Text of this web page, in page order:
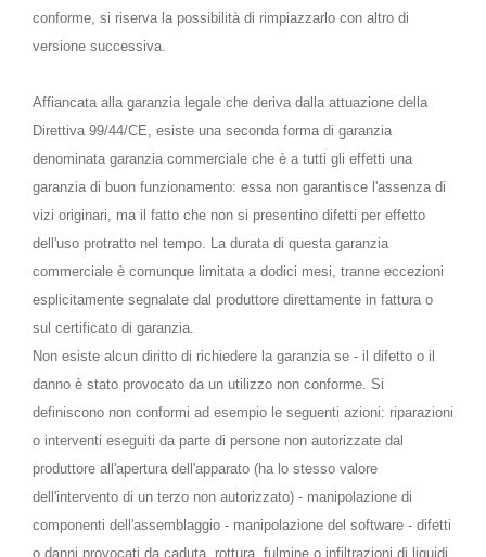
conforme, si riserva la possibilità di rimpiazzarlo con altro di
versione successiva.
Affiancata alla garanzia legale che deriva dalla attuazione della
Direttiva 99/44/CE, esiste una seconda forma di garanzia
denominata garanzia commerciale che è a tutti gli effetti una
garanzia di buon funzionamento: essa non garantisce l'assenza di
vizi originari, ma il fatto che non si presentino difetti per effetto
dell'uso protratto nel tempo. La durata di questa garanzia
commerciale è comunque limitata a dodici mesi, tranne eccezioni
esplicitamente segnalate dal produttore direttamente in fattura o
sul certificato di garanzia.
Non esiste alcun diritto di richiedere la garanzia se - il difetto o il
danno è stato provocato da un utilizzo non conforme. Si
definiscono non conformi ad esempio le seguenti azioni: riparazioni
o interventi eseguiti da parte di persone non autorizzate dal
produttore all'apertura dell'apparato (ha lo stesso valore
dell'intervento di un terzo non autorizzato) - manipolazione di
componenti dell'assemblaggio - manipolazione del software - difetti
o danni provocati da caduta, rottura, fulmine o infiltrazioni di liquidi.